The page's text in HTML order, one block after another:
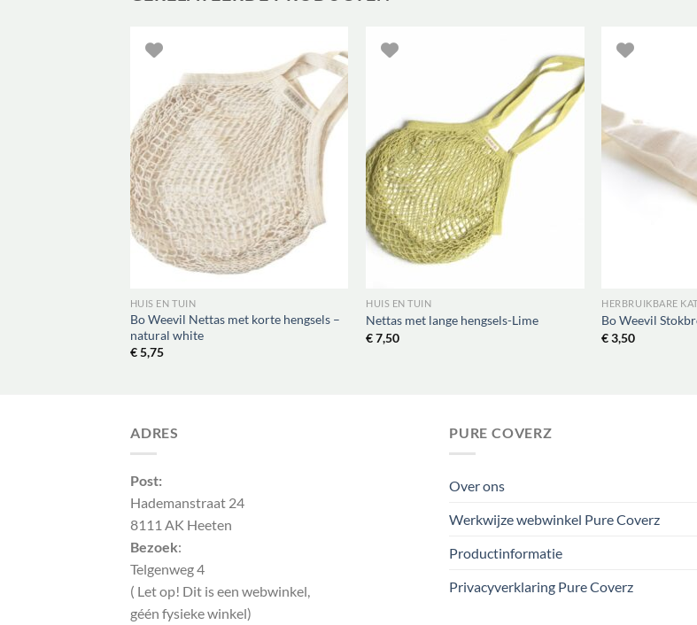
HUIS EN TUIN
Bo Weevil Nettas met korte hengsels –
natural white
€5,75
HUIS EN TUIN
Nettas met lange hengsels-Lime
€7,50
HERBRUIKBARE
Bo Weevil
€3,50
ADRES
Post:
Hademanstraat 24
8111 AK Heeten
Bezoek:
Telgenweg 4
( Let op! Dit is een webwinkel,
géén fysieke winkel)
PURE COVERZ
Over ons
Werkwijze webwinkel Pure Coverz
Productinformatie
Privacyverklaring Pure Coverz